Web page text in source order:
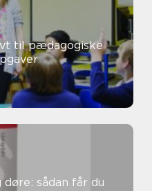
til pædagogiske
sådan får du